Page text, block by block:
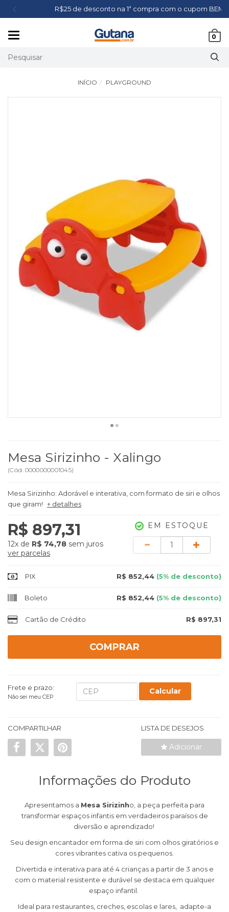
R$25 de desconto na 1ª compra com o cupom BEMVINDO*
0
INÍCIO PLAYGROUND
Mesa Sirizinho - Xalingo
(Cód. 0000000001045)
Mesa Sirizinho: Adorável e interativa, com formato de siri e olhos
que giram! + detalhes
R$ 897,31
12x de R$ 74,78 sem juros
ver parcelas
EM ESTOQUE
PIX R$ 852,44 (5% de desconto)
Boleto R$ 852,44 (5% de desconto)
Cartão de Crédito R$ 897,31
COMPRAR
Frete e prazo:
Não sei meu CEP
Calcular
COMPARTILHAR LISTA DE DESEJOS
Adicionar
Informações do Produto
Apresentamos a Mesa Sirizinho, a peça perfeita para
transformar espaços infantis em verdadeiros paraísos de
diversão e aprendizado!
Seu design encantador em forma de siri com olhos giratórios e
cores vibrantes cativa os pequenos.
Divertida e interativa para até 4 crianças a partir de 3 anos e
com o material resistente e durável se destaca em qualquer
espaço infantil.
Ideal para restaurantes, creches, escolas e lares, adapte-a